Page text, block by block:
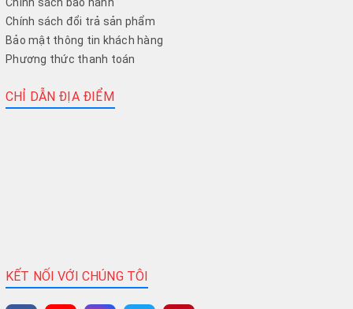
Chính sách đổi trả sản phẩm
Bảo mật thông tin khách hàng
Phương thức thanh toán
CHỈ DẪN ĐỊA ĐIỂM
KẾT NỐI VỚI CHÚNG TÔI